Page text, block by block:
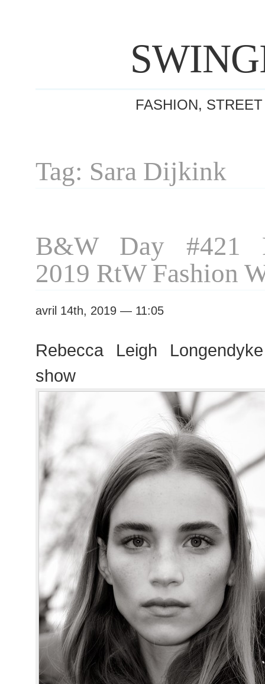
FASHION,
Tag: Sara Dijkink
B&W Day #421
2019 RtW Fashion
avril 14th, 2019 — 11:05
Rebecca Leigh
show